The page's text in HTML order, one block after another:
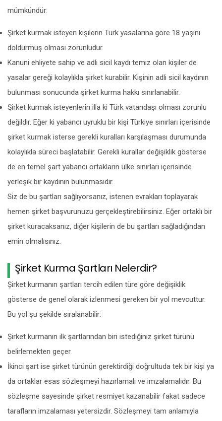
mümkündür:
Şirket kurmak isteyen kişilerin Türk yasalarına göre 18 yaşını
doldurmuş olması zorunludur.
Kanuni ehliyete sahip ve adli sicil kaydı temiz olan kişiler de
yasalar gereği kolaylıkla şirket kurabilir. Kişinin adli sicil kaydının
bulunması sonucunda şirket kurma hakkı sınırlanabilir.
Şirket kurmak isteyenlerin illa ki Türk vatandaşı olması zorunlu
değildir. Eğer ki yabancı uyruklu bir kişi Türkiye sınırları içerisinde
şirket kurmak isterse gerekli kuralları karşılaşması durumunda
kolaylıkla süreci başlatabilir. Gerekli kurallar değişiklik gösterse
de en temel şart yabancı ortakların ülke sınırları içerisinde
yerleşik bir kaydının bulunmasıdır.
Siz de bu şartları sağlıyorsanız, istenen evrakları toplayarak
hemen şirket başvurunuzu gerçekleştirebilirsiniz. Eğer ortaklı bir
şirket kuracaksanız, diğer kişilerin de bu şartları sağladığından
emin olmalısınız.
Şirket Kurma Şartları Nelerdir?
Şirket kurmanın şartları tercih edilen türe göre değişiklik
gösterse de genel olarak izlenmesi gereken bir yol mevcuttur.
Bu yol şu şekilde sıralanabilir:
Şirket kurmanın ilk şartlarından biri istediğiniz şirket türünü
belirlemekten geçer.
İkinci şart ise şirket türünün gerektirdiği doğrultuda tek bir kişi ya
da ortaklar esas sözleşmeyi hazırlamalı ve imzalamalıdır. Bu
sözleşme sayesinde şirket resmiyet kazanabilir fakat sadece
tarafların imzalaması yetersizdir. Sözleşmeyi tam anlamıyla